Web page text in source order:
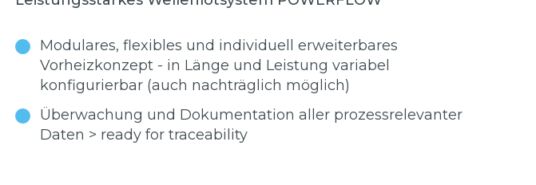
Modulares, flexibles und individuell erweiterbares
Vorheizkonzept - in Länge und Leistung variabel
konfigurierbar (auch nachträglich möglich)
Überwachung und Dokumentation aller prozessrelevanter
Daten > ready for traceability